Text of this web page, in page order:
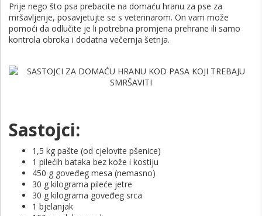
Prije nego što psa prebacite na domaću hranu za pse za
mršavljenje, posavjetujte se s veterinarom. On vam može
pomoći da odlučite je li potrebna promjena prehrane ili samo
kontrola obroka i dodatna večernja šetnja.
Sastojci:
1,5 kg pašte (od cjelovite pšenice)
1 pilećih bataka bez kože i kostiju
450 g goveđeg mesa (nemasno)
30 g kilograma pileće jetre
30 g kilograma goveđeg srca
1 bjelanjak